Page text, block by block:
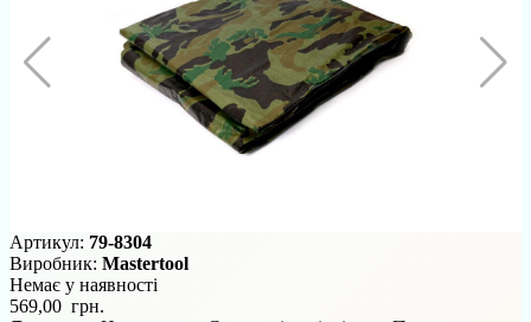
Артикул: 79-8304
Виробник: Mastertool
Немає у наявності
569,00 грн.